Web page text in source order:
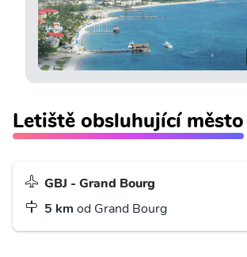
Letiště obsluhující město
GBJ - Grand Bourg
5 km od Grand Bourg